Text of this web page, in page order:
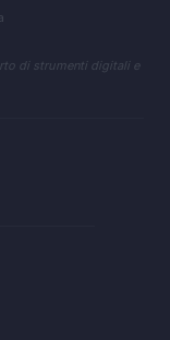
di strumenti digitali e